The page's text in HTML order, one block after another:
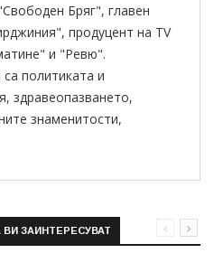
Бряг", главен
продуцент на TV
и "Ревю".
политиката и
здравеопазването,
знаменитости,
ЗАИНТЕРЕСУВАТ